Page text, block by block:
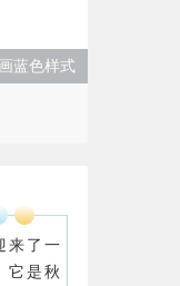
蓝色样式
来了一
它是秋